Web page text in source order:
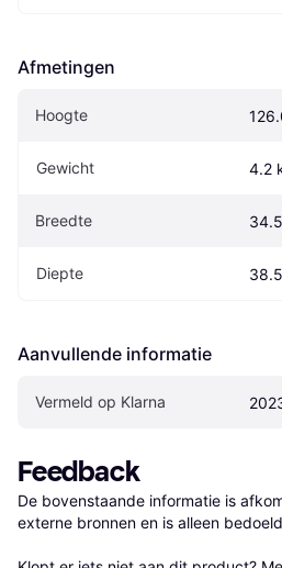
Afmetingen
Hoogte
Gewicht 4.2
Breedte
Diepte
Aanvullende informatie
Vermeld op Klarna
Feedback
De bovenstaande informatie is
externe bronnen en is alleen